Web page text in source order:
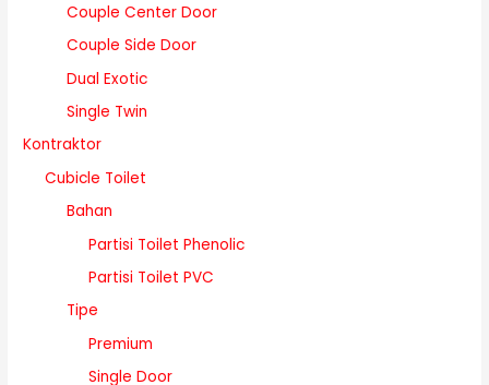
Couple Center Door
Couple Side Door
Dual Exotic
Single Twin
Kontraktor
Cubicle Toilet
Bahan
Partisi Toilet Phenolic
Partisi Toilet PVC
Tipe
Premium
Single Door